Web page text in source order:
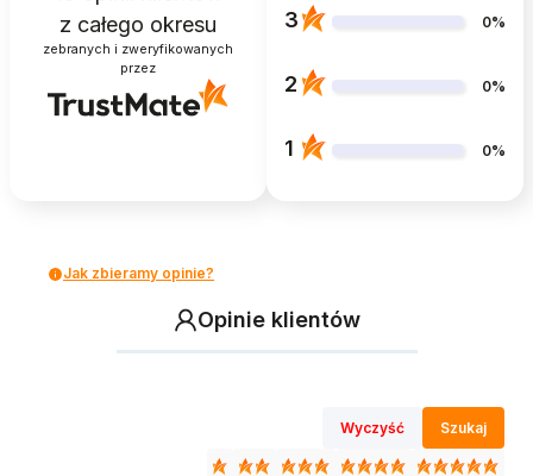
z całego okresu
zebranych i zweryfikowanych
przez
3 0%
2 0%
1 0%
Jak zbieramy opinie?
Opinie klientów
Wyczyść Szukaj